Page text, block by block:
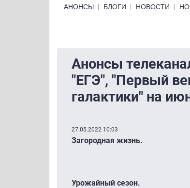
Primary links bottom
АНОНСЫ БЛОГИ НОВОСТИ
Анонсы
"ЕГЭ", "Первый
галактики" на
27.05.2022 10:03
Загородная жизнь.
Урожайный сезон.